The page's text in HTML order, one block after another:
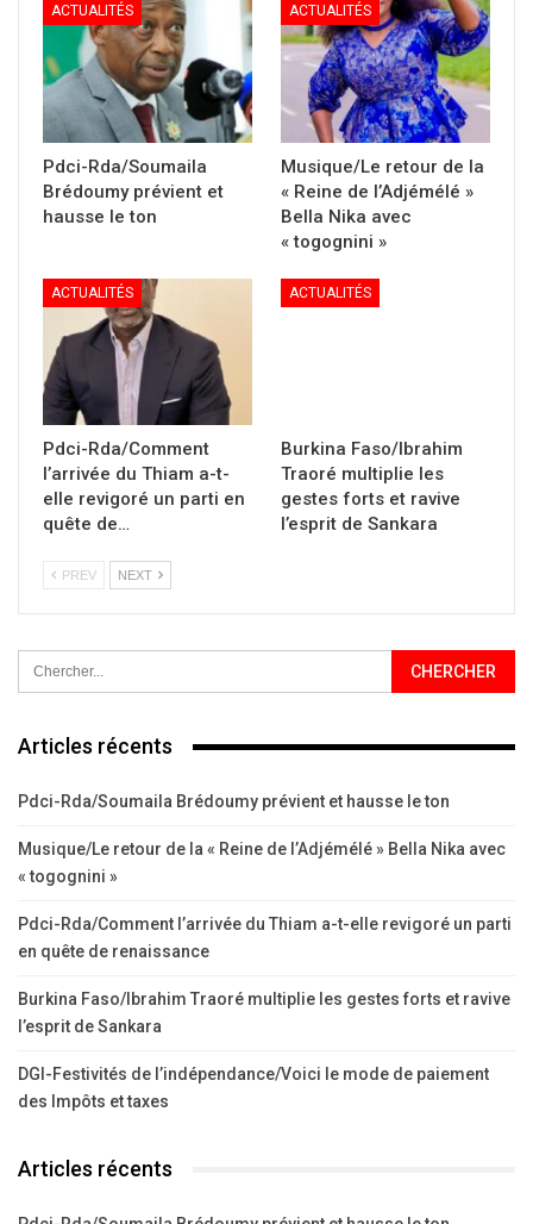
ACTUALITÉS
Pdci-Rda/Soumaila
Brédoumy prévient et
hausse le ton
ACTUALITÉS
Musique/Le retour de la
« Reine de l’Adjémélé »
Bella Nika avec
« togognini »
ACTUALITÉS
Pdci-Rda/Comment
l’arrivée du Thiam a-t-
elle revigoré un parti en
quête de…
ACTUALITÉS
Burkina Faso/Ibrahim
Traoré multiplie les
gestes forts et ravive
l’esprit de Sankara
PREV NEXT
Articles récents
Pdci-Rda/Soumaila Brédoumy prévient et hausse le ton
Musique/Le retour de la « Reine de l’Adjémélé » Bella Nika avec
« togognini »
Pdci-Rda/Comment l’arrivée du Thiam a-t-elle revigoré un parti
en quête de renaissance
Burkina Faso/Ibrahim Traoré multiplie les gestes forts et ravive
l’esprit de Sankara
DGI-Festivités de l’indépendance/Voici le mode de paiement
des Impôts et taxes
Articles récents